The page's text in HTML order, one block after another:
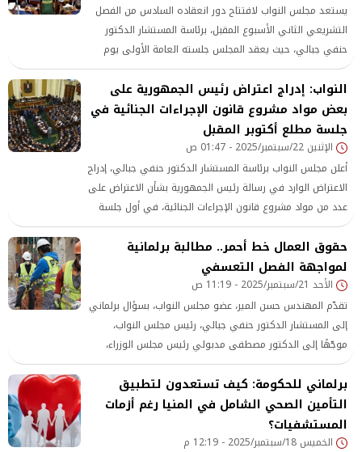
يستعد مجلس النواب لافتتاح دور انعقاده السادس من الفصل
التشريعي الثاني الأسبوع المقبل، برئاسة المستشار الدكتور
حنفي جبالي، حيث يعقد المجلس جلسته العامة الأولى يوم
الأربعاء المقبل.
النواب: إدراج اعتراض رئيس الجمهورية على
بعض مواد مشروع قانون الإجراءات الجنائية في
جلسة مطلع أكتوبر المقبل
الإثنين 22/سبتمبر/2025 - 01:47 ص
أعلن مجلس النواب برئاسة المستشار الدكتور حنفي جبالي، إدراج
الاعتراض الوارد في رسالة رئيس الجمهورية بشأن الاعتراض على
عدد من مواد مشروع قانون الإجراءات الجنائية، في أول جلسة
عادية لمجلس النواب بدور الانعقاد العادي السادس من الفصل
التشريعي الثاني، وذلك يوم الأربعاء الموافق الأول من أكتوبر
المقبل، ودعوة الدكتور مصطفى مدبولي، رئيس مجلس الوزراء،
للإدلاء ببيان في هذا الشأن.
حقوق العمال خط أحمر.. مطالبة برلمانية
لمواجهة الفصل التعسفي
الأحد 21/سبتمبر/2025 - 11:19 ص
تقدّم المهندس حسن المير، عضو مجلس النواب، بسؤال برلماني
إلى المستشار الدكتور حنفي جبالي، رئيس مجلس النواب،
موجّهًا إلى الدكتور مصطفى مدبولي رئيس مجلس الوزراء،
والسيد محمد جبران وزير العمل، بشأن ضرورة التطبيق الحاسم
والفوري لقانون العمل الجديد 2025، لضمان حماية حقوق
ملايين العمال من الفصل التعسفي.
برلماني للحكومة: كيف تستعدون لتطبيق
التأمين الصحي الشامل في المنيا رغم أزمات
المستشفيات؟
الخميس 18/سبتمبر/2025 - 12:19 م